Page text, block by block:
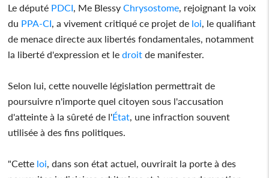
Le député PDCI , Me BlessyChrysostome , rejoignant la voix
du PPA-CI , a vivement critiqué ce projet de loi , le qualifiant
de menace directe aux libertés fondamentales, notamment
la liberté d'expression et ledroit de manifester.
Selon lui, cette nouvelle législation permettrait de
poursuivre n'importe quel citoyen sous l'accusation
d'atteinte à la sûreté de l'État , une infraction souvent
utilisée à des fins politiques.
"Cette loi , dans son état actuel, ouvrirait la porte à des